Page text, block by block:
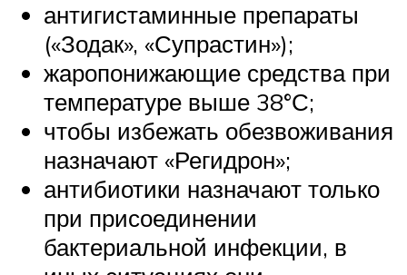
антигистаминные препараты
(«Зодак», «Супрастин»);
жаропонижающие средства при
температуре выше 38°С;
чтобы избежать обезвоживания
назначают «Регидрон»;
антибиотики назначают только
при присоединении
бактериальной инфекции, в